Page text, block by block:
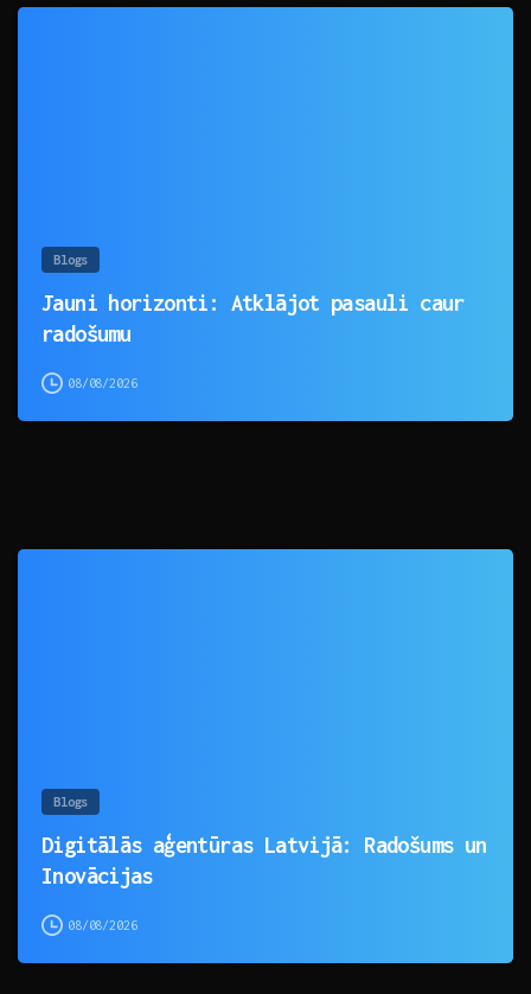
Blogs
Jauni horizonti: Atklājot pasauli caur
radošumu
08/08/2026
Blogs
Digitālās aģentūras Latvijā: Radošums un
Inovācijas
08/08/2026